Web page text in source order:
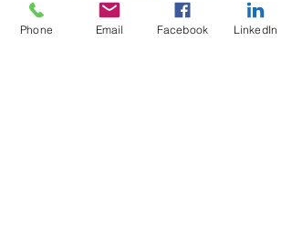
(cliquez dessus)
Phone Email Facebook LinkedIn